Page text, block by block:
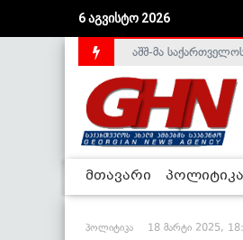
6 აგვისტო 2026
საქართველოს დე-
აშშ-მა
მთავარი პოლიტიკა
პოლიტიკა 18 მარტი 2025,